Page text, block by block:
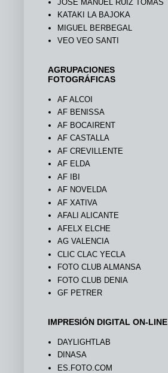
JOSÉ MANUEL RUIZ TOMÁS
KATAKI LA BAJOKA
MIGUEL BERBEGAL
VEO VEO SANTI
AGRUPACIONES
FOTOGRÁFICAS
AF ALCOI
AF BENISSA
AF BOCAIRENT
AF CASTALLA
AF CREVILLENTE
AF ELDA
AF IBI
AF NOVELDA
AF XATIVA
AFALI ALICANTE
AFELX ELCHE
AG VALENCIA
CLIC CLAC YECLA
FOTO CLUB ALMANSA
FOTO CLUB DENIA
GF PETRER
IMPRESIÓN DIGITAL ON-LINE
DAYLIGHTLAB
DINASA
ES.FOTO.COM